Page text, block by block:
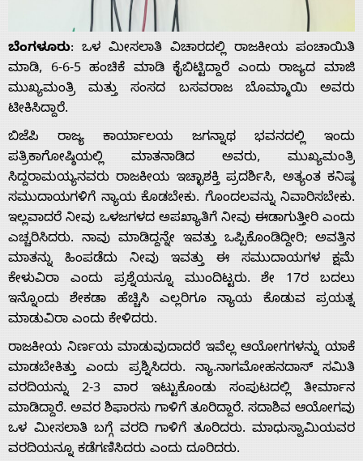
ಬೆಂಗಳೂರು: ಒಳ ಮೀಸಲಾತಿ ವಿಚಾರದಲ್ಲಿ ರಾಜಕೀಯ ಪಂಚಾಯಿತಿ
ಮಾಡಿ, 6-6-5 ಹಂಚಿಕೆ ಮಾಡಿ ಕೈಬಿಟ್ಟಿದ್ದಾರೆ ಎಂದು ರಾಜ್ಯದ ಮಾಜಿ
ಮುಖ್ಯಮಂತ್ರಿ ಮತ್ತು ಸಂಸದ ಬಸವರಾಜ ಬೊಮ್ಮಾಯಿ ಅವರು
ಟೀಕಿಸಿದ್ದಾರೆ.
ಬಿಜೆಪಿ ರಾಜ್ಯ ಕಾರ್ಯಾಲಯ ಜಗನ್ನಾಥ ಭವನದಲ್ಲಿ ಇಂದು
ಪತ್ರಿಕಾಗೋಷ್ಠಿಯಲ್ಲಿ ಮಾತನಾಡಿದ ಅವರು, ಮುಖ್ಯಮಂತ್ರಿ
ಸಿದ್ದರಾಮಯ್ಯನವರು ರಾಜಕೀಯ ಇಚ್ಛಾಶಕ್ತಿ ಪ್ರದರ್ಶಿಸಿ, ಅತ್ಯಂತ ಕನಿಷ್ಠ
ಸಮುದಾಯಗಳಿಗೆ ನ್ಯಾಯ ಕೊಡಬೇಕು. ಗೊಂದಲವನ್ನು ನಿವಾರಿಸಬೇಕು.
ಇಲ್ಲವಾದರೆ ನೀವು ಒಳಜಗಳದ ಅಪಖ್ಯಾತಿಗೆ ನೀವು ಈಡಾಗುತ್ತೀರಿ ಎಂದು
ಎಚ್ಚರಿಸಿದರು. ನಾವು ಮಾಡಿದ್ದನ್ನೇ ಇವತ್ತು ಒಪ್ಪಿಕೊಂಡಿದ್ದೀರಿ; ಅವತ್ತಿನ
ಮಾತನ್ನು ಹಿಂಪಡೆದು ನೀವು ಇವತ್ತು ಈ ಸಮುದಾಯಗಳ ಕ್ಷಮೆ
ಕೇಳುವಿರಾ ಎಂದು ಪ್ರಶ್ನೆಯನ್ನೂ ಮುಂದಿಟ್ಟರು. ಶೇ 17ರ ಬದಲು
ಇನ್ನೊಂದು ಶೇಕಡಾ ಹೆಚ್ಚಿಸಿ ಎಲ್ಲರಿಗೂ ನ್ಯಾಯ ಕೊಡುವ ಪ್ರಯತ್ನ
ಮಾಡುವಿರಾ ಎಂದು ಕೇಳಿದರು.
ರಾಜಕೀಯ ನಿರ್ಣಯ ಮಾಡುವುದಾದರೆ ಇವೆಲ್ಲ ಆಯೋಗಗಳನ್ನು ಯಾಕೆ
ಮಾಡಬೇಕಿತ್ತು ಎಂದು ಪ್ರಶ್ನಿಸಿದರು. ನ್ಯಾ.ನಾಗಮೋಹನದಾಸ್ ಸಮಿತಿ
ವರದಿಯನ್ನು 2-3 ವಾರ ಇಟ್ಟುಕೊಂಡು ಸಂಪುಟದಲ್ಲಿ ತೀರ್ಮಾನ
ಮಾಡಿದ್ದಾರೆ. ಅವರ ಶಿಫಾರಸು ಗಾಳಿಗೆ ತೂರಿದ್ದಾರೆ. ಸದಾಶಿವ ಆಯೋಗವು
ಒಳ ಮೀಸಲಾತಿ ಬಗ್ಗೆ ವರದಿ ಗಾಳಿಗೆ ತೂರಿದರು. ಮಾಧುಸ್ವಾಮಿಯವರ
ವರದಿಯನ್ನೂ ಕಡೆಗಣಿಸಿದರು ಎಂದು ದೂರಿದರು.